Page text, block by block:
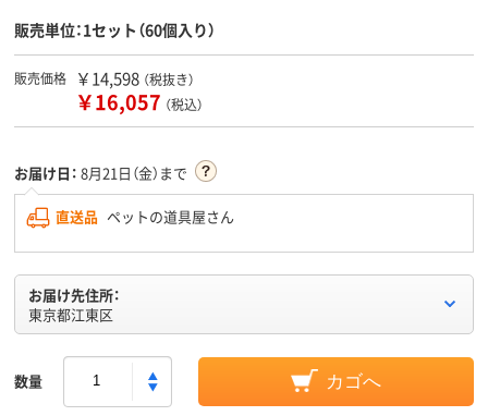
販売単位：1セット（60個入り）
販売価格 ￥14,598 （税抜き）
￥16,057 （税込）
お届け日： 8月21日（金）まで
直送品 ペットの道具屋さん
お届け先住所：
東京都江東区
数量 カゴへ